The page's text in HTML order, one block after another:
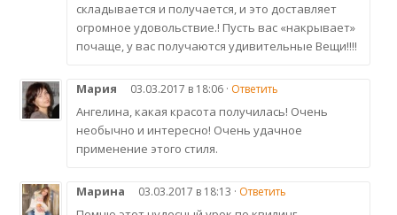
складывается и получается, и это доставляет
огромное удовольствие.! Пусть вас «накрывает»
почаще, у вас получаются удивительные Вещи!!!!
Мария 03.03.2017 в 18:06 · Ответить
Ангелина, какая красота получилась! Очень
необычно и интересно! Очень удачное
применение этого стиля.
Марина 03.03.2017 в 18:13 · Ответить